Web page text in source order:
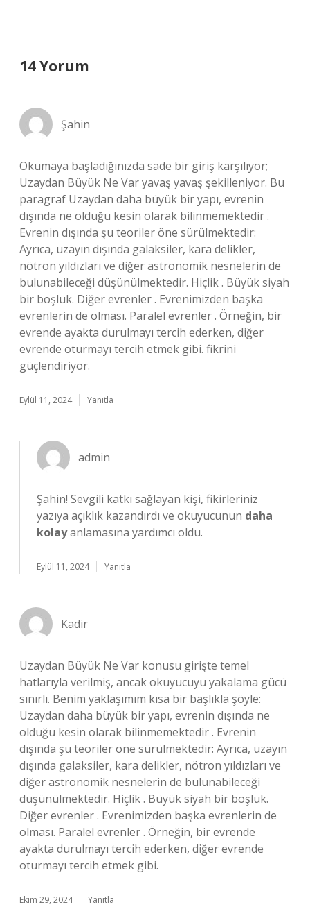
14 Yorum
Şahin
Okumaya başladığınızda sade bir giriş karşılıyor;
Uzaydan Büyük Ne Var yavaş yavaş şekilleniyor. Bu
paragraf Uzaydan daha büyük bir yapı, evrenin
dışında ne olduğu kesin olarak bilinmemektedir .
Evrenin dışında şu teoriler öne sürülmektedir:
Ayrıca, uzayın dışında galaksiler, kara delikler,
nötron yıldızları ve diğer astronomik nesnelerin de
bulunabileceği düşünülmektedir. Hiçlik . Büyük siyah
bir boşluk. Diğer evrenler . Evrenimizden başka
evrenlerin de olması. Paralel evrenler . Örneğin, bir
evrende ayakta durulmayı tercih ederken, diğer
evrende oturmayı tercih etmek gibi. fikrini
güçlendiriyor.
Eylül 11, 2024 Yanıtla
admin
Şahin! Sevgili katkı sağlayan kişi, fikirleriniz
yazıya açıklık kazandırdı ve okuyucunun daha
kolayanlamasına yardımcı oldu.
Eylül 11, 2024 Yanıtla
Kadir
Uzaydan Büyük Ne Var konusu girişte temel
hatlarıyla verilmiş, ancak okuyucuyu yakalama gücü
sınırlı. Benim yaklaşımım kısa bir başlıkla şöyle:
Uzaydan daha büyük bir yapı, evrenin dışında ne
olduğu kesin olarak bilinmemektedir . Evrenin
dışında şu teoriler öne sürülmektedir: Ayrıca, uzayın
dışında galaksiler, kara delikler, nötron yıldızları ve
diğer astronomik nesnelerin de bulunabileceği
düşünülmektedir. Hiçlik . Büyük siyah bir boşluk.
Diğer evrenler . Evrenimizden başka evrenlerin de
olması. Paralel evrenler . Örneğin, bir evrende
ayakta durulmayı tercih ederken, diğer evrende
oturmayı tercih etmek gibi.
Ekim 29, 2024 Yanıtla